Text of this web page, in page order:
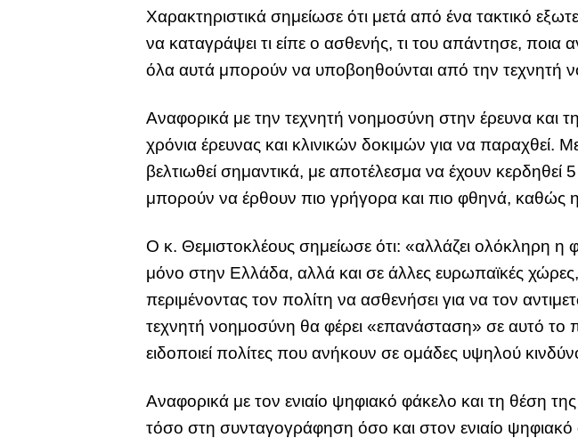
Χαρακτηριστικά σημείωσε ότι μετά από ένα τακτικό
να καταγράψει τι είπε ο ασθενής, τι του απάντησε,
όλα αυτά μπορούν να υποβοηθούνται από την τεχνητή
Αναφορικά με την τεχνητή νοημοσύνη στην έρευνα και
χρόνια έρευνας και κλινικών δοκιμών για να
βελτιωθεί σημαντικά, με αποτέλεσμα να έχουν
μπορούν να έρθουν πιο γρήγορα και πιο φθηνά, καθώς
Ο κ. Θεμιστοκλέους σημείωσε ότι: «αλλάζει ολόκληρη η
μόνο στην Ελλάδα, αλλά και σε άλλες ευρωπαϊκές
περιμένοντας τον πολίτη να ασθενήσει για να τον
τεχνητή νοημοσύνη θα φέρει «επανάσταση» σε αυτό το
ειδοποιεί πολίτες που ανήκουν σε ομάδες υψηλού
Αναφορικά με τον ενιαίο ψηφιακό φάκελο και τη θέση
τόσο στη συνταγογράφηση όσο και στον ενιαίο